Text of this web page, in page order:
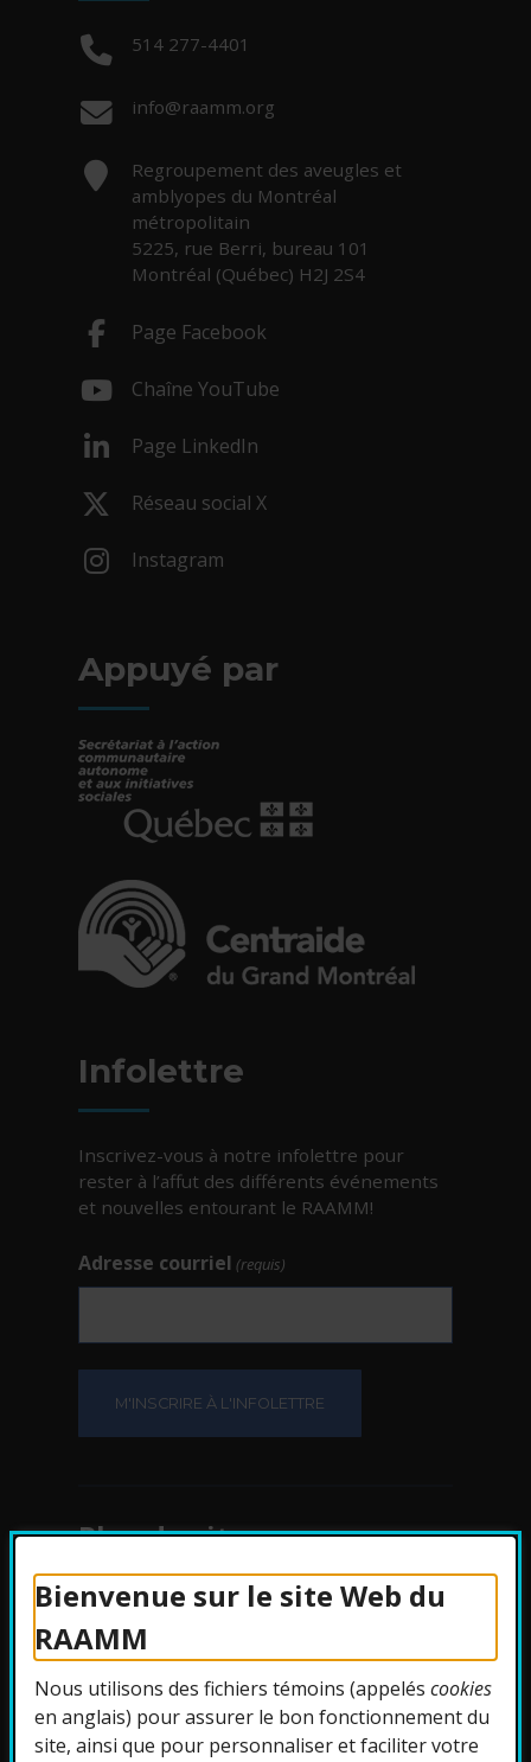
Bienvenue sur le site Web du
RAAMM
Nous utilisons des fichiers témoins (appeléscookies
en anglais) pour assurer le bon fonctionnement du
site, ainsi que pour personnaliser et faciliter votre
Téléphone :
514 277-4401
Courriel :
info@raamm.org
Adresse :
Regroupement des aveugles et
amblyopes du Montréal
métropolitain
5225, rue Berri, bureau 101
Montréal (Québec) H2J 2S4
Page Facebook
Chaîne YouTube
Page LinkedIn
Réseau social X
Instagram
Appuyé par
Infolettre
Inscrivez-vous à notre infolettre pour
rester à l’affut des différents événements
et nouvelles entourant le RAAMM!
Adresse courriel (requis)
Plan du site
Protection des
renseignements
Accessibilité